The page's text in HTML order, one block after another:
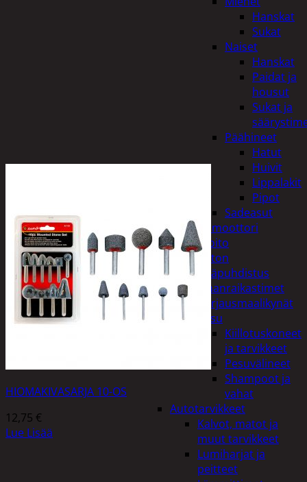
Hanskat
Sukat
Naiset
Hanskat
Paidat ja
housut
Sukat ja
Päähineet
Hatut
Huivit
Lippalakit
Pipot
Sadeasut
Auto, vene ja moottori
Autonhoito
Auton
sisäpuhdistus
Ilmanraikastimet
Korjausmaalikynät
Pesu
Kiillotuskoneet
ja tarvikkeet
Pesuvälineet
Shampoot ja
vahat
Autotarvikkeet
Kalvot, matot ja
muut tarvikkeet
Lumiharjat ja
peitteet
HIOMAKIVASARJA 10-OS
12,75 €
Lue Lisää